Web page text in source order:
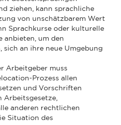
ziehen, kann sprachliche
von unschätzbarem Wert
Sprachkurse oder kulturelle
anbieten, um den
an ihre neue Umgebung
Arbeitgeber muss
Prozess allen
und Vorschriften
Arbeitsgesetze,
anderen rechtlichen
Situation des